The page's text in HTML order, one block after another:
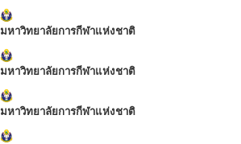
มหาวิทยาลัยการกีฬาแห่งชาติ
มหาวิทยาลัยการกีฬาแห่งชาติ
มหาวิทยาลัยการกีฬาแห่งชาติ